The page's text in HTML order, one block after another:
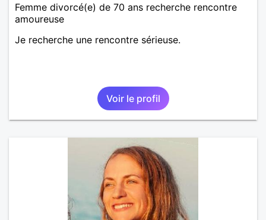
Femme divorcé(e) de 70 ans recherche rencontre
amoureuse
Je recherche une rencontre sérieuse.
Voir le profil